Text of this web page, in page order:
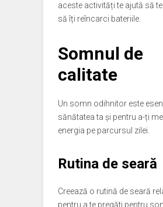
aceste activități te ajută să
să îți reîncarci bateriile.
Somnul de
calitate
Un somn odihnitor este
sănătatea ta și pentru a-ți
energia pe parcursul zilei.
Rutina de seară
Creează o rutină de seară
pentru a te pregăti pentru